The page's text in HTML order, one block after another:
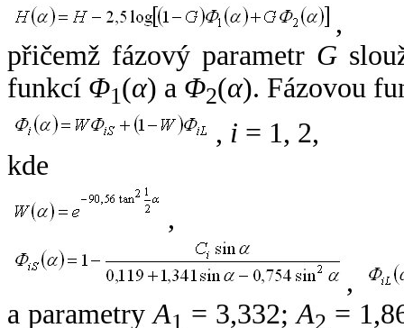
,
přičemž fázový parametr G
funkcí Φ1(α) a Φ2(α). Fázovou
, i = 1, 2,
kde
,
,
a parametryA1 = 3,332;A2 =